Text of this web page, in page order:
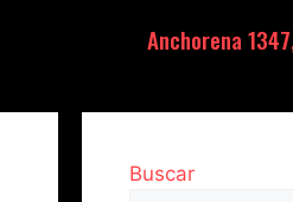
Anchorena
Buscar